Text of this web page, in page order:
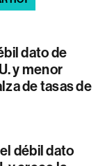
dato de
y menor
de tasas de
débil dato